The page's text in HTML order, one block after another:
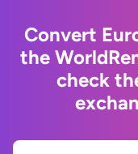
Convert
the
check